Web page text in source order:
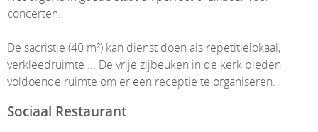
concerten.
De sacristie (40 m²) kan dienst doen als repetitielokaal,
verkleedruimte ... De vrije zijbeuken in de kerk bieden
voldoende ruimte om er een receptie te organiseren.
Sociaal Restaurant